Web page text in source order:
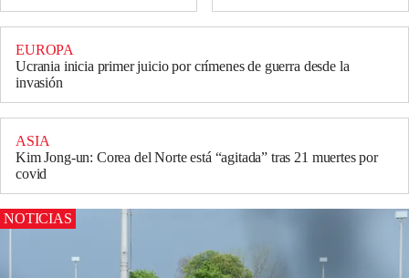
EUROPA
Ucrania inicia primer juicio por crímenes de guerra desde la
invasión
ASIA
Kim Jong-un: Corea del Norte está “agitada” tras 21 muertes por
covid
NOTICIAS